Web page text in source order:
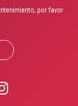
por favor